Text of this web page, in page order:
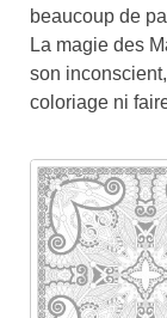
beaucoup de
La magie des
son
coloriage ni